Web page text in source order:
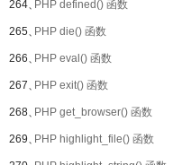
264、PHP defined() 函数
265、PHP die() 函数
266、PHP eval() 函数
267、PHP exit() 函数
268、PHP get_browser() 函数
269、PHP highlight_file() 函数